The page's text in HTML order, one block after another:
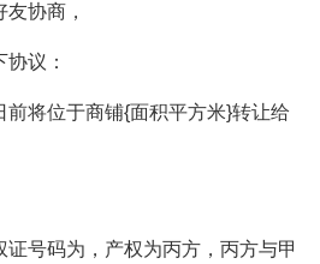
协商，
议：
前将位于商铺{面积平方米}转让给
证号码为，产权为丙方，丙方与甲